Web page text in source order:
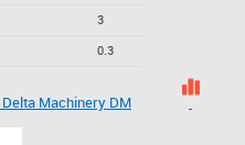
3
0.3
Machinery DM